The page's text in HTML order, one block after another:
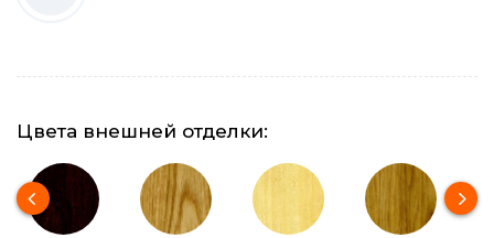
Цвета внешней отделки: